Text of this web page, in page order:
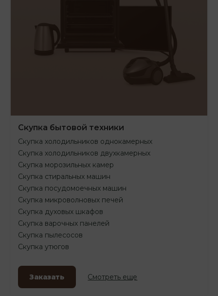
Скупка бытовой техники
Скупка холодильников однокамерных
Скупка холодильников двухкамерных
Скупка морозильных камер
Скупка стиральных машин
Скупка посудомоечных машин
Скупка микроволновых печей
Скупка духовых шкафов
Скупка варочных панелей
Скупка пылесосов
Скупка утюгов
Заказать Смотреть еще